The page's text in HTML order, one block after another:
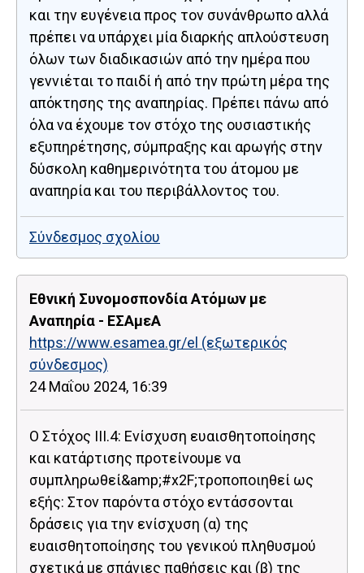
και την ευγένεια προς τον συνάνθρωπο αλλά
πρέπει να υπάρχει μία διαρκής απλούστευση
όλων των διαδικασιών από την ημέρα που
γεννιέται το παιδί ή από την πρώτη μέρα της
απόκτησης της αναπηρίας. Πρέπει πάνω από
όλα να έχουμε τον στόχο της ουσιαστικής
εξυπηρέτησης, σύμπραξης και αρωγής στην
δύσκολη καθημερινότητα του άτομου με
αναπηρία και του περιβάλλοντος του.
Σύνδεσμος σχολίου
Εθνική Συνομοσπονδία Ατόμων με
Αναπηρία - ΕΣΑμεΑ
https://www.esamea.gr/el (εξωτερικός
σύνδεσμος)
24 Μαΐου 2024, 16:39
Ο Στόχος ΙΙΙ.4: Ενίσχυση ευαισθητοποίησης
και κατάρτισης προτείνουμε να
συμπληρωθεί&amp;#x2F;τροποποιηθεί ως
εξής: Στον παρόντα στόχο εντάσσονται
δράσεις για την ενίσχυση (α) της
ευαισθητοποίησης του γενικού πληθυσμού
σχετικά με σπάνιες παθήσεις και (β) της